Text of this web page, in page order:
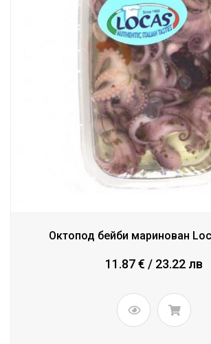
Октопод бейби маринован
11.87 € / 23.22 лв